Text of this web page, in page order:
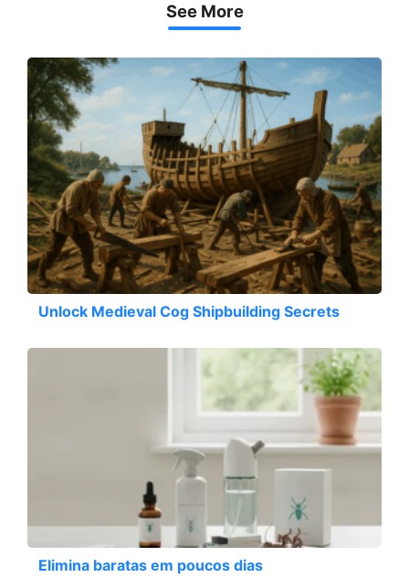
See More
Unlock Medieval Cog Shipbuilding Secrets
Elimina baratas em poucos dias